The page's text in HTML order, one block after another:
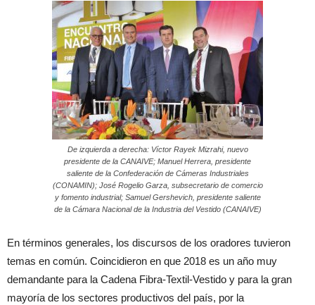
De izquierda a derecha: Víctor Rayek Mizrahi, nuevo
presidente de la CANAIVE; Manuel Herrera, presidente
saliente de la Confederación de Cámeras Industriales
(CONAMIN); José Rogelio Garza, subsecretario de comercio
y fomento industrial; Samuel Gershevich, presidente saliente
de la Cámara Nacional de la Industria del Vestido (CANAIVE)
En términos generales, los discursos de los oradores tuvieron
temas en común. Coincidieron en que 2018 es un año muy
demandante para la Cadena Fibra-Textil-Vestido y para la gran
mayoría de los sectores productivos del país, por la